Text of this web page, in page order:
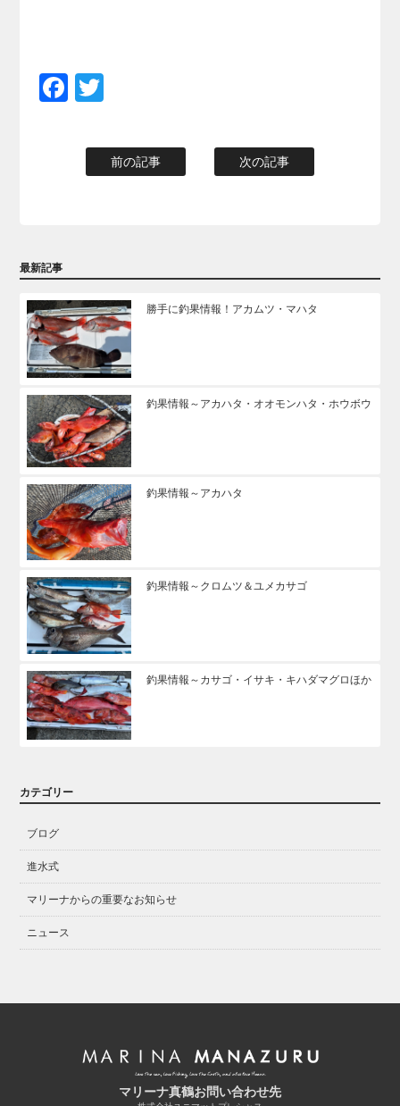
Facebook
前の記事 次の記事
最新記事
勝手に釣果情報！アカムツ・マハタ
釣果情報～アカハタ・オオモンハタ・ホウボウ
釣果情報～アカハタ
釣果情報～クロムツ＆ユメカサゴ
釣果情報～カサゴ・イサキ・キハダマグロほか
カテゴリー
ブログ
進水式
マリーナからの重要なお知らせ
ニュース
マリーナ真鶴お問い合わせ先